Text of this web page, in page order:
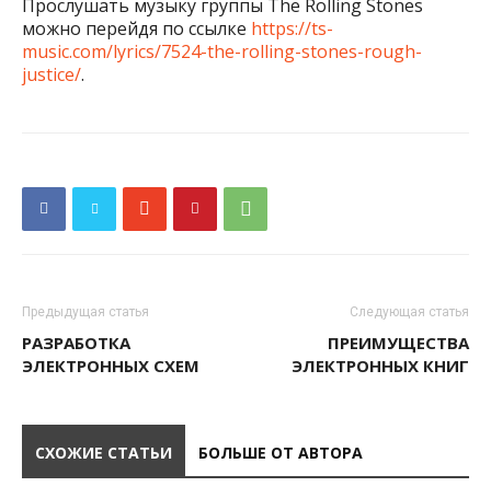
Прослушать музыку группы The Rolling Stones
можно перейдя по ссылке https://ts-
music.com/lyrics/7524-the-rolling-stones-rough-
justice/.
Предыдущая статья
РАЗРАБОТКА
ЭЛЕКТРОННЫХ СХЕМ
Следующая статья
ПРЕИМУЩЕСТВА
ЭЛЕКТРОННЫХ КНИГ
СХОЖИЕ СТАТЬИ БОЛЬШЕ ОТ АВТОРА